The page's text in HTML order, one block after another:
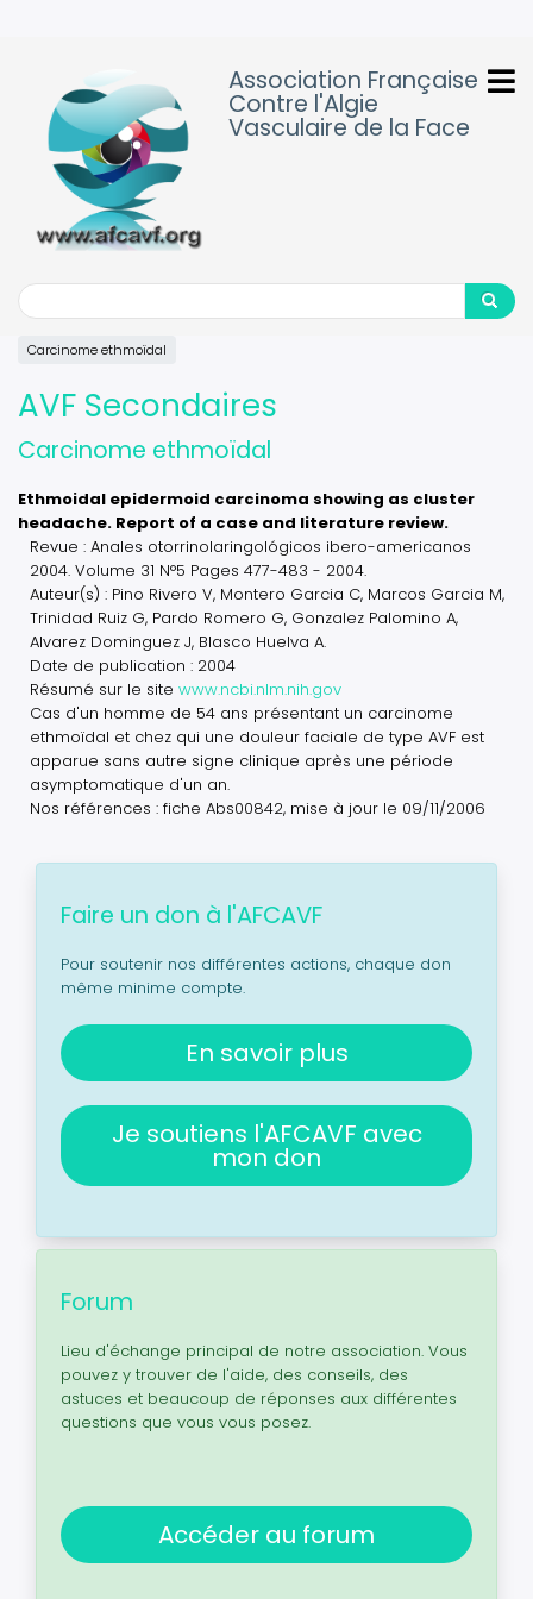
Association Française
Contre l'Algie
Vasculaire de la Face
Search
Search
Carcinome ethmoïdal
AVF Secondaires
Carcinome ethmoïdal
Ethmoidal epidermoid carcinoma showing as cluster
headache. Report of a case and literature review.
Revue : Anales otorrinolaringológicos ibero-americanos
2004. Volume 31 N°5 Pages 477-483 - 2004.
Auteur(s) : Pino Rivero V, Montero Garcia C, Marcos Garcia M,
Trinidad Ruiz G, Pardo Romero G, Gonzalez Palomino A,
Alvarez Dominguez J, Blasco Huelva A.
Date de publication : 2004
Résumé sur le site www.ncbi.nlm.nih.gov
Cas d'un homme de 54 ans présentant un carcinome
ethmoïdal et chez qui une douleur faciale de type AVF est
apparue sans autre signe clinique après une période
asymptomatique d'un an.
Nos références : fiche Abs00842, mise à jour le 09/11/2006
Faire un don à l'AFCAVF
Pour soutenir nos différentes actions, chaque don
même minime compte.
En savoir plus
Je soutiens l'AFCAVF avec
mon don
Forum
Lieu d'échange principal de notre association. Vous
pouvez y trouver de l'aide, des conseils, des
astuces et beaucoup de réponses aux différentes
questions que vous vous posez.
Accéder au forum